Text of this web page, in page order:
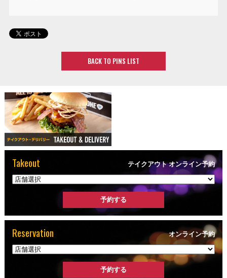
BACK TO PINS LIST
Takeout テイクアウト オンライン予約
Reservation オンライン予約